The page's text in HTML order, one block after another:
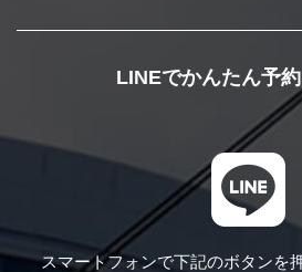
LINEでかんたん予
スマートフォンで下記のボタンを